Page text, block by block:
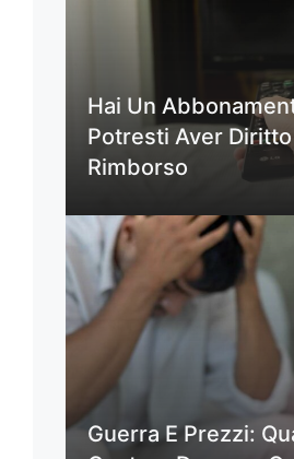
Hai Un
Potresti Aver
Rimborso
Guerra E Prezzi: